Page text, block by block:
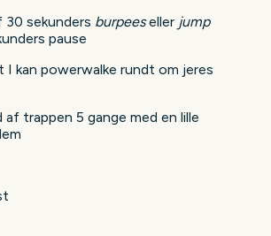
30 sekunders burpeeseller jump
pause
I kan powerwalke rundt om jeres
af trappen 5 gange med en lille